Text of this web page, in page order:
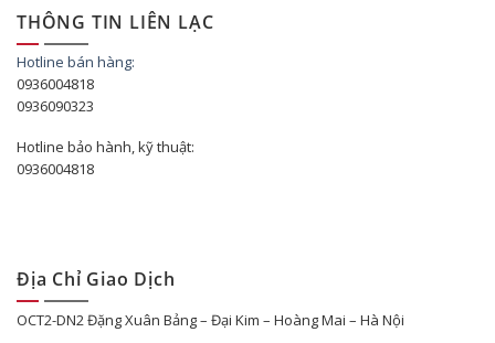
THÔNG TIN LIÊN LẠC
Hotline bán hàng:
0936004818
0936090323
Hotline bảo hành, kỹ thuật:
0936004818
Địa Chỉ Giao Dịch
OCT2-DN2 Đặng Xuân Bảng – Đại Kim – Hoàng Mai – Hà Nội